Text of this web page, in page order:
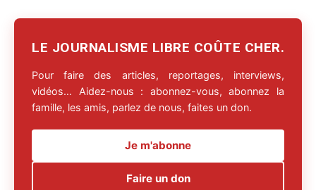
LE JOURNALISME LIBRE COÛTE CHER.
Pour faire des articles, reportages, interviews,
vidéos… Aidez-nous : abonnez-vous, abonnez la
famille, les amis, parlez de nous, faites un don.
Je m'abonne
Faire un don